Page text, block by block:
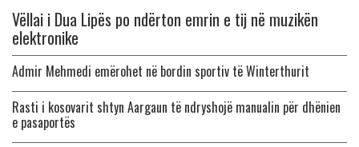
Vëllai i Dua Lipës po ndërton emrin e tij në muzikën
elektronike
Admir Mehmedi emërohet në bordin sportiv të Winterthurit
Rasti i kosovarit shtyn Aargaun të ndryshojë manualin për dhënien
e pasaportës